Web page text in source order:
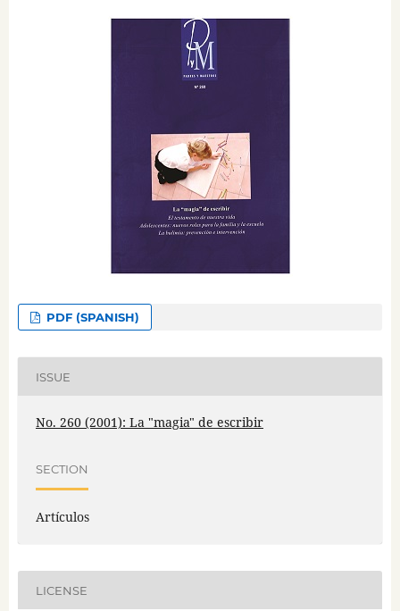
PDF (SPANISH)
ISSUE
No. 260 (2001): La "magia" de escribir
SECTION
Artículos
LICENSE